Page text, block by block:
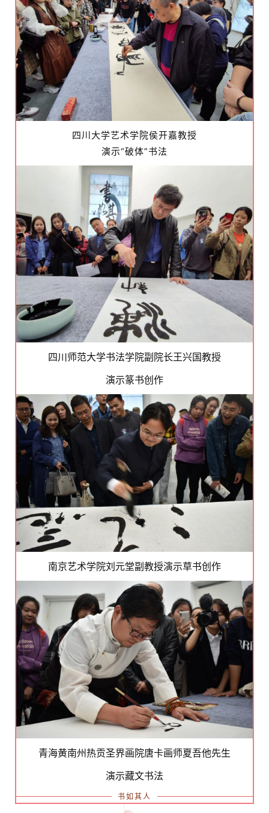
四川大学艺术学院侯开嘉教授
演示“破体”书法
四川师范大学书法学院副院长王兴国教授
演示篆书创作
南京艺术学院刘元堂副教授演示草书创作
青海黄南州热贡圣界画院唐卡画师夏吾他先生
演示藏文书法
书如其人